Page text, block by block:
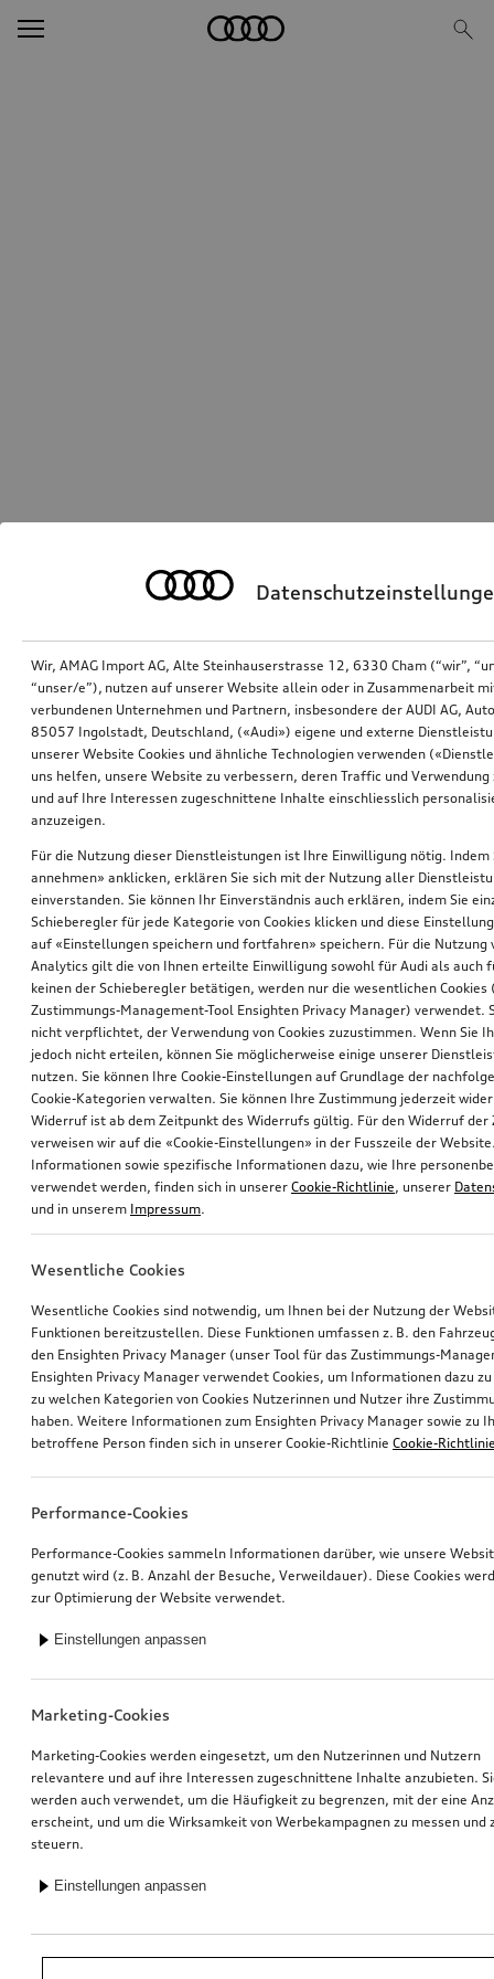
*Unverbindliche Preisempfehlung der Importeurin AMAG Import AG. Inkl.
gesetzlicher MwSt. Preise beim Audi Partner können abweichen; weitere
Wir, AMAG Import AG, Alte Steinhauserstrasse 12, 6330 Cham (“wir”,
“unser/e”), nutzen auf unserer Website allein oder in Zusammenarbeit
verbundenen Unternehmen und Partnern, insbesondere der AUDI AG,
85057 Ingolstadt, Deutschland, («Audi») eigene und externe
unserer Website Cookies und ähnliche Technologien verwenden
uns helfen, unsere Website zu verbessern, deren Traffic und Verwendung
und auf Ihre Interessen zugeschnittene Inhalte einschliesslich
anzuzeigen.
Für die Nutzung dieser Dienstleistungen ist Ihre Einwilligung nötig. Indem
annehmen» anklicken, erklären Sie sich mit der Nutzung aller
einverstanden. Sie können Ihr Einverständnis auch erklären, indem Sie
Schieberegler für jede Kategorie von Cookies klicken und diese
auf «Einstellungen speichern und fortfahren» speichern. Für die Nutzung
Analytics gilt die von Ihnen erteilte Einwilligung sowohl für Audi als auch
keinen der Schieberegler betätigen, werden nur die wesentlichen Cookies
Zustimmungs-Management-Tool Ensighten Privacy Manager) verwendet.
nicht verpflichtet, der Verwendung von Cookies zuzustimmen. Wenn Sie
jedoch nicht erteilen, können Sie möglicherweise einige unserer
nutzen. Sie können Ihre Cookie-Einstellungen auf Grundlage der
Cookie-Kategorien verwalten. Sie können Ihre Zustimmung jederzeit
Widerruf ist ab dem Zeitpunkt des Widerrufs gültig. Für den Widerruf der
verweisen wir auf die «Cookie-Einstellungen» in der Fusszeile der
Informationen sowie spezifische Informationen dazu, wie Ihre
verwendet werden, finden sich in unserer Cookie-Richtlinie, unserer
und in unserem Impressum.
Wesentliche Cookies
Wesentliche Cookies sind notwendig, um Ihnen bei der Nutzung der
Funktionen bereitzustellen. Diese Funktionen umfassen z. B. den
den Ensighten Privacy Manager (unser Tool für das Zustimmungs-
Ensighten Privacy Manager verwendet Cookies, um Informationen dazu
zu welchen Kategorien von Cookies Nutzerinnen und Nutzer ihre
haben. Weitere Informationen zum Ensighten Privacy Manager sowie zu
betroffene Person finden sich in unserer Cookie-Richtlinie Cookie-
Performance-Cookies
Performance-Cookies sammeln Informationen darüber, wie unsere
genutzt wird (z. B. Anzahl der Besuche, Verweildauer). Diese Cookies
zur Optimierung der Website verwendet.
Einstellungen anpassen
Marketing-Cookies
Marketing-Cookies werden eingesetzt, um den Nutzerinnen und Nutzern
relevantere und auf ihre Interessen zugeschnittene Inhalte anzubieten.
werden auch verwendet, um die Häufigkeit zu begrenzen, mit der eine
erscheint, und um die Wirksamkeit von Werbekampagnen zu messen und
steuern.
Einstellungen anpassen